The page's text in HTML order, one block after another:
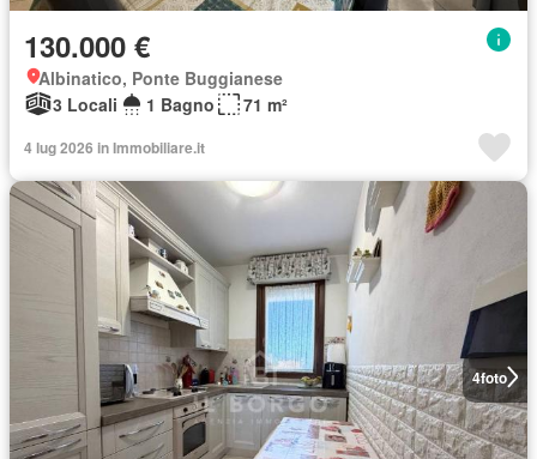
130.000 €
Albinatico, Ponte Buggianese
3 Locali
1 Bagno 71 m²
4 lug 2026 in Immobiliare.it
4foto